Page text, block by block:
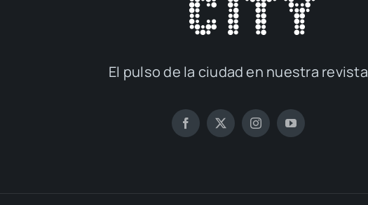
El pul­so de la ciu­dad en nues­tra revis­ta